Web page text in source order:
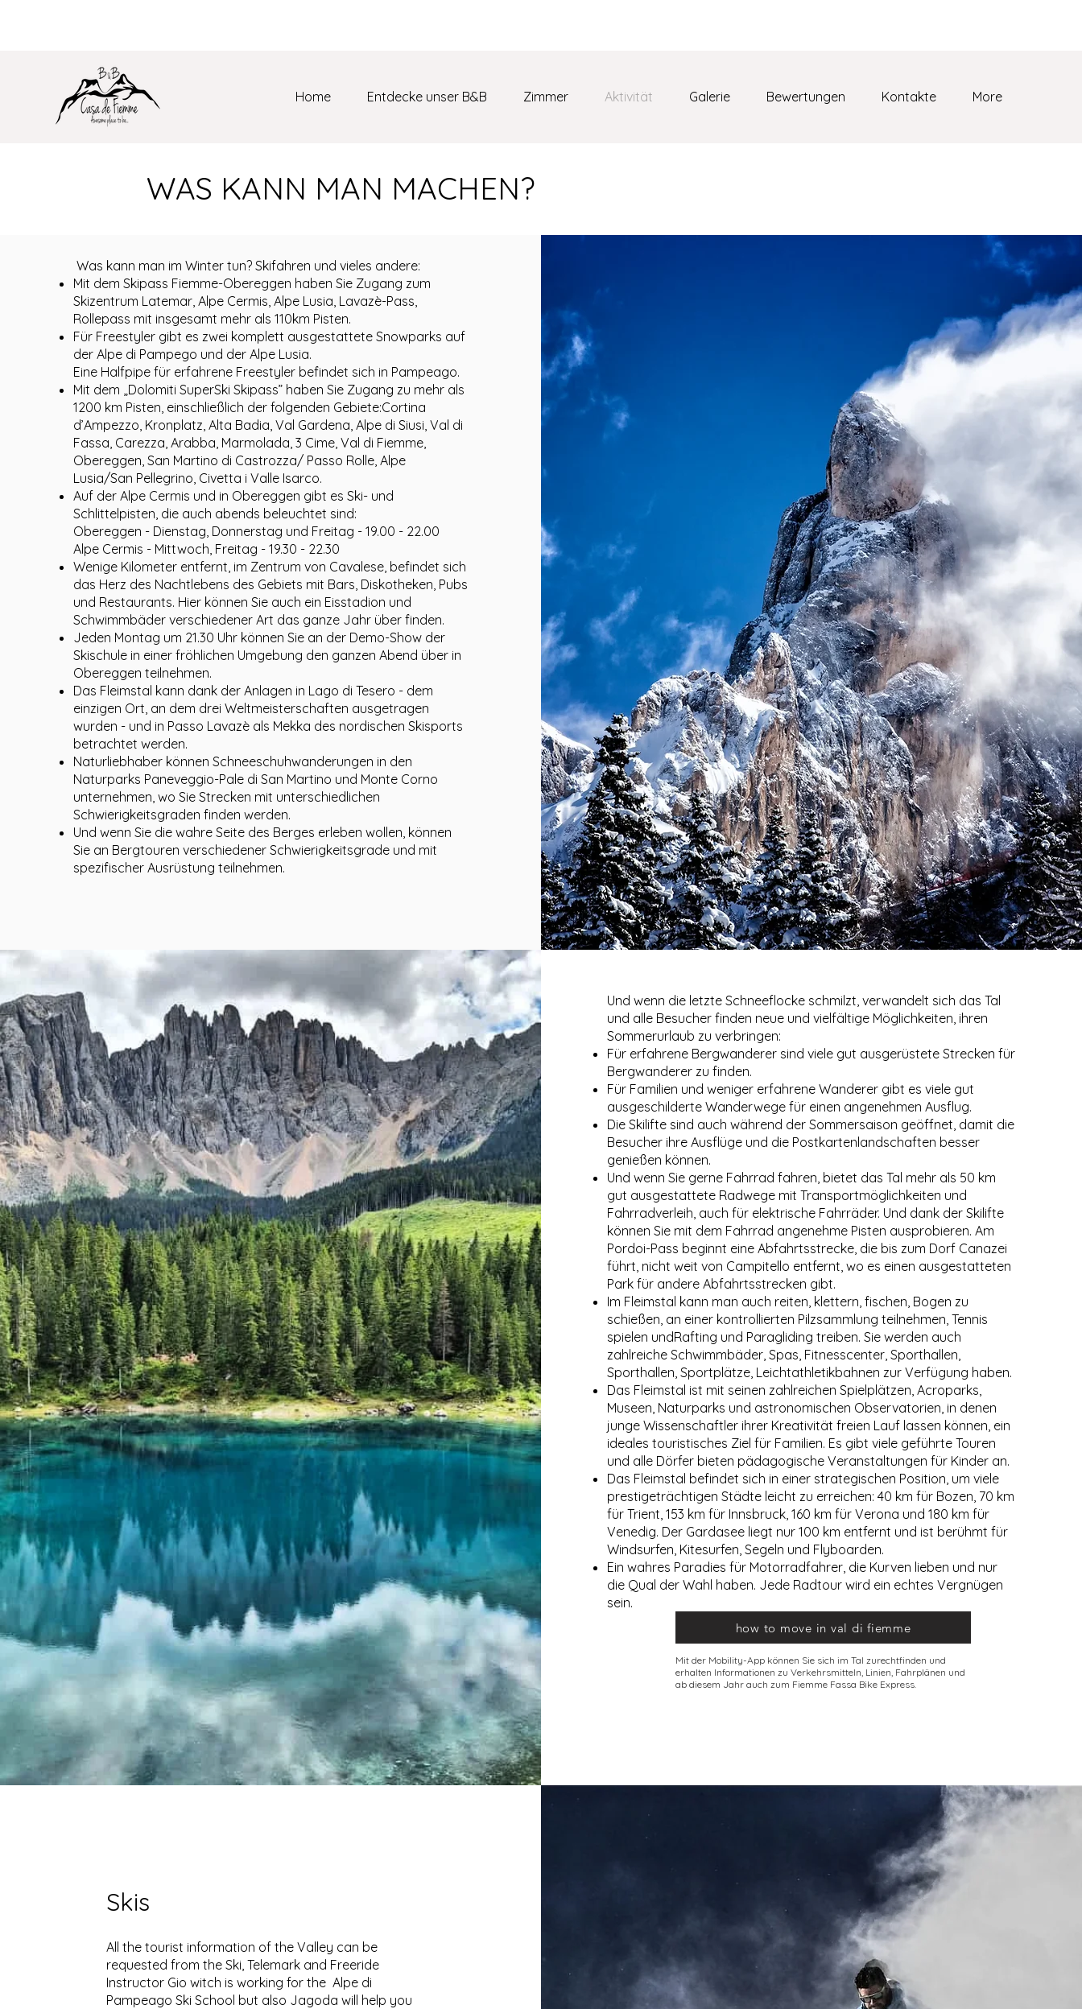
Home Entdecke unser B&B Zimmer Aktivität Galerie Bewertungen Kontakte More
WAS KANN MAN MACHEN?
Was kann man im Winter tun? Skifahren und vieles andere:
Mit dem Skipass Fiemme-Obereggen haben Sie Zugang zum
Skizentrum Latemar, Alpe Cermis, Alpe Lusia, Lavazè-Pass,
Rollepass mit insgesamt mehr als 110km Pisten.
Für Freestyler gibt es zwei komplett ausgestattete Snowparks auf
der Alpe di Pampego und der Alpe Lusia.
Eine Halfpipe für erfahrene Freestyler befindet sich in Pampeago.
Mit dem „Dolomiti SuperSki Skipass” haben Sie Zugang zu mehr als
1200 km Pisten, einschließlich der folgenden Gebiete:Cortina
d’Ampezzo, Kronplatz, Alta Badia, Val Gardena, Alpe di Siusi, Val di
Fassa, Carezza, Arabba, Marmolada, 3 Cime, Val di Fiemme,
Obereggen, San Martino di Castrozza/ Passo Rolle, Alpe
Lusia/San Pellegrino, Civetta i Valle Isarco.
Auf der Alpe Cermis und in Obereggen gibt es Ski- und
Schlittelpisten, die auch abends beleuchtet sind:
Obereggen - Dienstag, Donnerstag und Freitag - 19.00 - 22.00
Alpe Cermis - Mittwoch, Freitag - 19.30 - 22.30
Wenige Kilometer entfernt, im Zentrum von Cavalese, befindet sich
das Herz des Nachtlebens des Gebiets mit Bars, Diskotheken, Pubs
und Restaurants. Hier können Sie auch ein Eisstadion und
Schwimmbäder verschiedener Art das ganze Jahr über finden.
Jeden Montag um 21.30 Uhr können Sie an der Demo-Show der
Skischule in einer fröhlichen Umgebung den ganzen Abend über in
Obereggen teilnehmen.
Das Fleimstal kann dank der Anlagen in Lago di Tesero - dem
einzigen Ort, an dem drei Weltmeisterschaften ausgetragen
wurden - und in Passo Lavazè als Mekka des nordischen Skisports
betrachtet werden.
Naturliebhaber können Schneeschuhwanderungen in den
Naturparks Paneveggio-Pale di San Martino und Monte Corno
unternehmen, wo Sie Strecken mit unterschiedlichen
Schwierigkeitsgraden finden werden.
Und wenn Sie die wahre Seite des Berges erleben wollen, können
Sie an Bergtouren verschiedener Schwierigkeitsgrade und mit
spezifischer Ausrüstung teilnehmen.
Und wenn die letzte Schneeflocke schmilzt, verwandelt sich das Tal
und alle Besucher finden neue und vielfältige Möglichkeiten, ihren
Sommerurlaub zu verbringen:
Für erfahrene Bergwanderer sind viele gut ausgerüstete Strecken für
Bergwanderer zu finden.
Für Familien und weniger erfahrene Wanderer gibt es viele gut
ausgeschilderte Wanderwege für einen angenehmen Ausflug.
Die Skilifte sind auch während der Sommersaison geöffnet, damit die
Besucher ihre Ausflüge und die Postkartenlandschaften besser
genießen können.
Und wenn Sie gerne Fahrrad fahren, bietet das Tal mehr als 50 km
gut ausgestattete Radwege mit Transportmöglichkeiten und
Fahrradverleih, auch für elektrische Fahrräder. Und dank der Skilifte
können Sie mit dem Fahrrad angenehme Pisten ausprobieren. Am
Pordoi-Pass beginnt eine Abfahrtsstrecke, die bis zum Dorf Canazei
führt, nicht weit von Campitello entfernt, wo es einen ausgestatteten
Park für andere Abfahrtsstrecken gibt.
Im Fleimstal kann man auch reiten, klettern, fischen, Bogen zu
schießen, an einer kontrollierten Pilzsammlung teilnehmen, Tennis
spielen undRafting und Paragliding treiben. Sie werden auch
zahlreiche Schwimmbäder, Spas, Fitnesscenter, Sporthallen,
Sporthallen, Sportplätze, Leichtathletikbahnen zur Verfügung haben.
Das Fleimstal ist mit seinen zahlreichen Spielplätzen, Acroparks,
Museen, Naturparks und astronomischen Observatorien, in denen
junge Wissenschaftler ihrer Kreativität freien Lauf lassen können, ein
ideales touristisches Ziel für Familien. Es gibt viele geführte Touren
und alle Dörfer bieten pädagogische Veranstaltungen für Kinder an.
Das Fleimstal befindet sich in einer strategischen Position, um viele
prestigeträchtigen Städte leicht zu erreichen: 40 km für Bozen, 70 km
für Trient, 153 km für Innsbruck, 160 km für Verona und 180 km für
Venedig. Der Gardasee liegt nur 100 km entfernt und ist berühmt für
Windsurfen, Kitesurfen, Segeln und Flyboarden.
Ein wahres Paradies für Motorradfahrer, die Kurven lieben und nur
die Qual der Wahl haben. Jede Radtour wird ein echtes Vergnügen
sein.
how to move in val di fiemme
Mit der Mobility-App können Sie sich im Tal zurechtfinden und
erhalten Informationen zu Verkehrsmitteln, Linien, Fahrplänen und
ab diesem Jahr auch zum Fiemme Fassa Bike Express.
Skis
All the tourist information of the Valley can be
requested from the Ski, Telemark and Freeride
Instructor Gio witch is working for the Alpe di
Pampeago Ski School but also Jagoda will help you